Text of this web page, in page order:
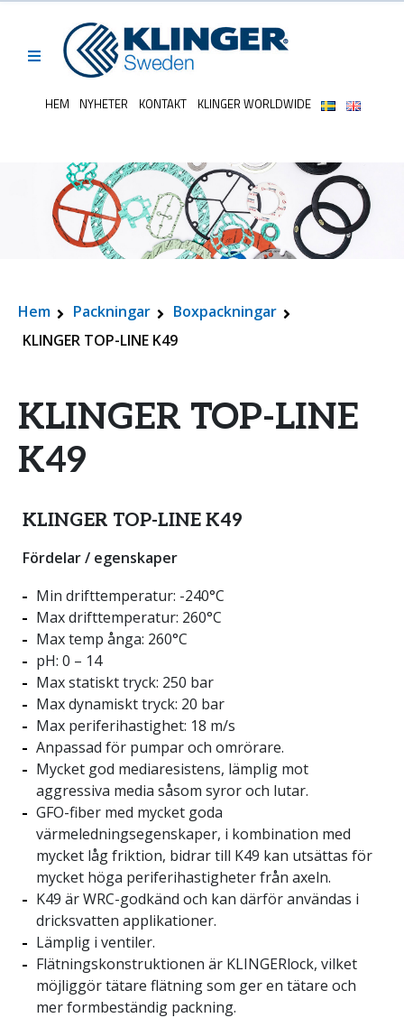
HEM NYHETER KONTAKT KLINGER WORLDWIDE
Hem Packningar
Boxpackningar
KLINGER TOP-LINE K49
KLINGER TOP-LINE
K49
KLINGER TOP-LINE K49
Fördelar / egenskaper
Min drifttemperatur: -240°C
Max drifttemperatur: 260°C
Max temp ånga: 260°C
pH: 0 – 14
Max statiskt tryck: 250 bar
Max dynamiskt tryck: 20 bar
Max periferihastighet: 18 m/s
Anpassad för pumpar och omrörare.
Mycket god mediaresistens, lämplig mot
aggressiva media såsom syror och lutar.
GFO-fiber med mycket goda
värmeledningsegenskaper, i kombination med
mycket låg friktion, bidrar till K49 kan utsättas för
mycket höga periferihastigheter från axeln.
K49 är WRC-godkänd och kan därför användas i
dricksvatten applikationer.
Lämplig i ventiler.
Flätningskonstruktionen är KLINGERlock, vilket
möjliggör tätare flätning som ger en tätare och
mer formbeständig packning.